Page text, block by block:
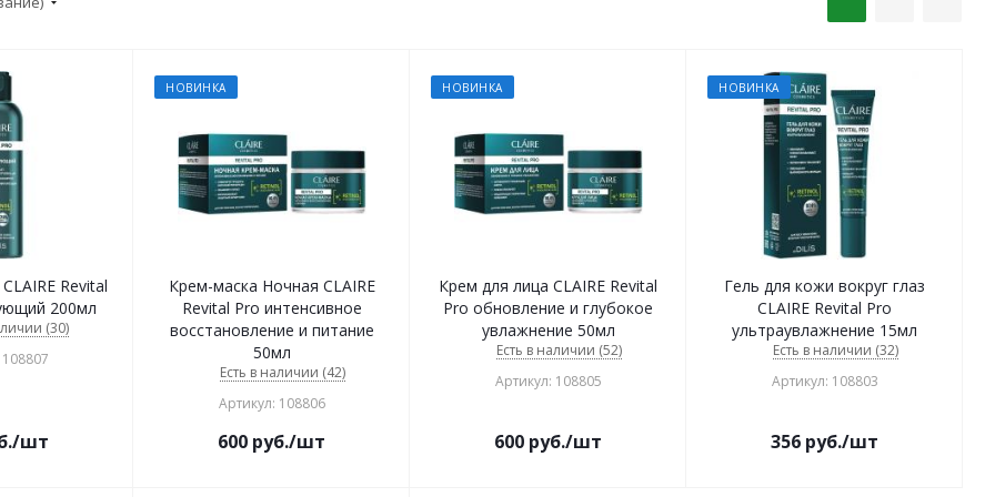
Revital
200мл
(30)
/шт
НОВИНКА
Крем-маска Ночная CLAIRE
Revital Pro интенсивное
восстановление и питание
50мл
Есть в наличии (42)
Артикул: 108806
600 руб./шт
НОВИНКА
Крем для лица CLAIRE Revital
Pro обновление и глубокое
увлажнение 50мл
Есть в наличии (52)
Артикул: 108805
600 руб./шт
НОВИНКА
Гель для кожи вокруг глаз
CLAIRE Revital Pro
ультраувлажнение 15мл
Есть в наличии (32)
Артикул: 108803
356 руб./шт